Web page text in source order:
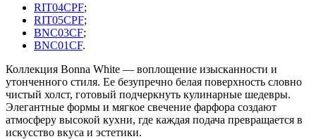
RIT04CPF;
RIT05CPF;
BNC03CF;
BNC01CF.
Коллекция Bonna White — воплощение изысканности и
утонченного стиля. Ее безупречно белая поверхность словно
чистый холст, готовый подчеркнуть кулинарные шедевры.
Элегантные формы и мягкое свечение фарфора создают
атмосферу высокой кухни, где каждая подача превращается в
искусство вкуса и эстетики.